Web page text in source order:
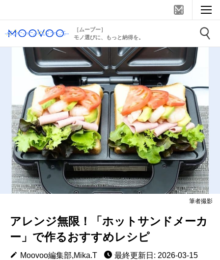
［ムーブー］
モノ選びに、もっと納得を。
筆者撮影
アレンジ無限！「ホットサンドメーカ
ー」で作るおすすめレシピ
Moovoo編集部,Mika.T
最終更新日: 2026-03-15